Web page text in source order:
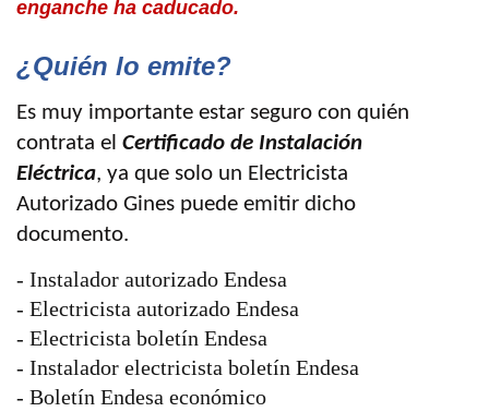
enganche ha caducado.
¿Quién lo emite?
Es muy importante estar seguro con quién
contrata el Certificado de Instalación
Eléctrica, ya que solo un Electricista
Autorizado Gines puede emitir dicho
documento.
- Instalador autorizado Endesa
- Electricista autorizado Endesa
- Electricista boletín Endesa
- Instalador electricista boletín Endesa
- Boletín Endesa económico